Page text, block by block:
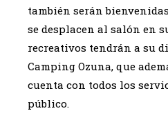
también serán
se desplacen al salón en
recreativos tendrán a su
Camping Ozuna, que
cuenta con todos los
público.